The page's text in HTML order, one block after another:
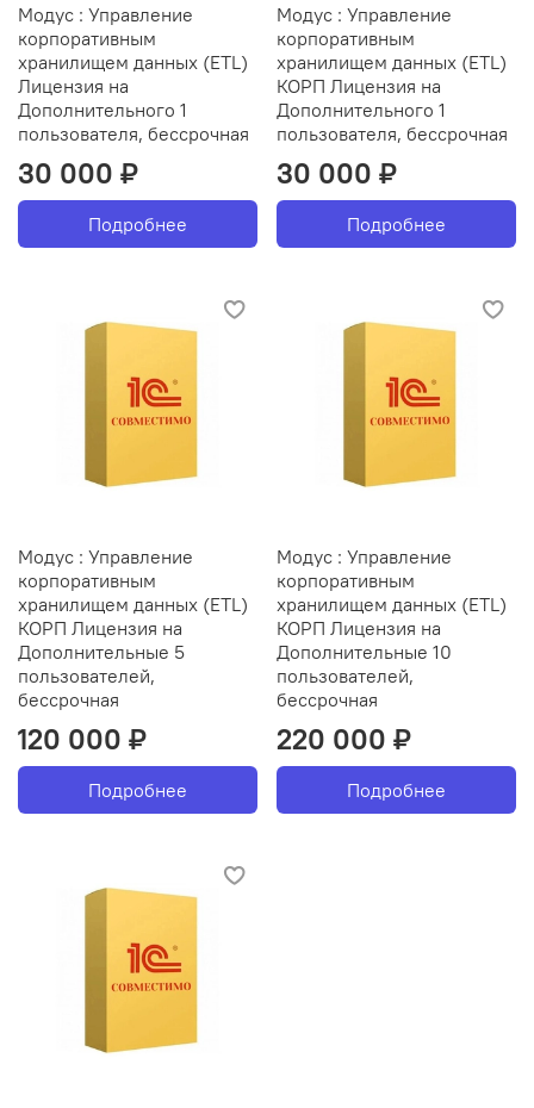
Модус : Управление
корпоративным
хранилищем данных (ETL)
Лицензия на
Дополнительного 1
пользователя, бессрочная
30 000 ₽
Подробнее
Модус : Управление
корпоративным
хранилищем данных (ETL)
КОРП Лицензия на
Дополнительного 1
пользователя, бессрочная
30 000 ₽
Подробнее
Модус : Управление
корпоративным
хранилищем данных (ETL)
КОРП Лицензия на
Дополнительные 5
пользователей,
бессрочная
120 000 ₽
Подробнее
Модус : Управление
корпоративным
хранилищем данных (ETL)
КОРП Лицензия на
Дополнительные 10
пользователей,
бессрочная
220 000 ₽
Подробнее